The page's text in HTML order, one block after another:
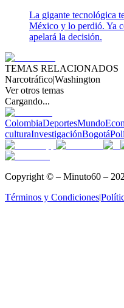
La gigante tecnológica
México y lo perdió. Ya
apelará la decisión.
TEMAS RELACIONADOS
Narcotráfico|Washington
Ver otros temas
Cargando...
ColombiaDeportesMundo
culturaInvestigaciónBogotá
Copyright © – Minuto60 –
Términos y Condiciones|